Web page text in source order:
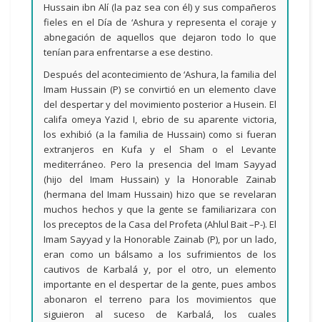
Hussain ibn Alí (la paz sea con él) y sus compañeros
fieles en el Día de ‘Ashura y representa el coraje y
abnegación de aquellos que dejaron todo lo que
tenían para enfrentarse a ese destino.
Después del acontecimiento de ‘Ashura, la familia del
Imam Hussain (P) se convirtió en un elemento clave
del despertar y del movimiento posterior a Husein. El
califa omeya Yazid I, ebrio de su aparente victoria,
los exhibió (a la familia de Hussain) como si fueran
extranjeros en Kufa y el Sham o el Levante
mediterráneo. Pero la presencia del Imam Sayyad
(hijo del Imam Hussain) y la Honorable Zainab
(hermana del Imam Hussain) hizo que se revelaran
muchos hechos y que la gente se familiarizara con
los preceptos de la Casa del Profeta (Ahlul Bait –P-). El
Imam Sayyad y la Honorable Zainab (P), por un lado,
eran como un bálsamo a los sufrimientos de los
cautivos de Karbalá y, por el otro, un elemento
importante en el despertar de la gente, pues ambos
abonaron el terreno para los movimientos que
siguieron al suceso de Karbalá, los cuales